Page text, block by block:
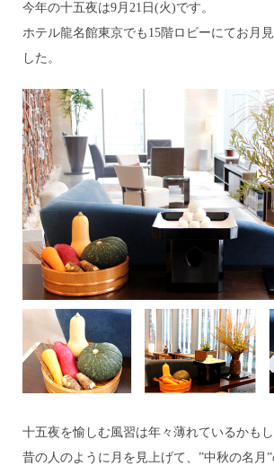
今年の十五夜は9月21日(火)です。
ホテル龍名館東京でも15階ロビーにてお月
した。
十五夜を愉しむ風習は年々薄れているかも
昔の人のように月を見上げて、”中秋の名月